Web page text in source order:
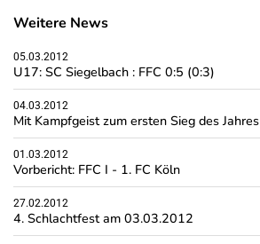
Weitere News
05.03.2012
U17: SC Siegelbach : FFC 0:5 (0:3)
04.03.2012
Mit Kampfgeist zum ersten Sieg des Jahres
01.03.2012
Vorbericht: FFC I - 1. FC Köln
27.02.2012
4. Schlachtfest am 03.03.2012